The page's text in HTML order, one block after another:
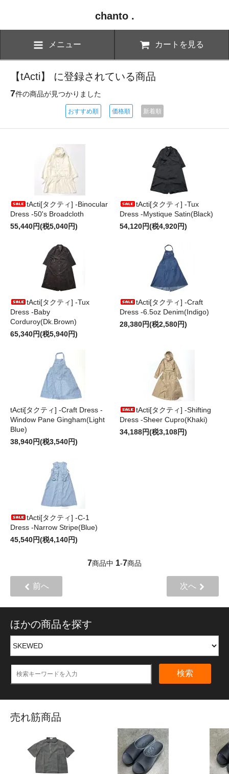
chanto .
メニュー カートを見る
【tActi】 に登録されている商品
7件の商品が見つかりました
おすすめ順 価格順 新着順
tActi[タクティ] -Binocular
Dress -50's Broadcloth
55,440円(税5,040円)
tActi[タクティ] -Tux
Dress -Mystique Satin(Black)
54,120円(税4,920円)
tActi[タクティ] -Tux
Dress -Baby
Corduroy(Dk.Brown)
65,340円(税5,940円)
tActi[タクティ] -Craft
Dress -6.5oz Denim(Indigo)
28,380円(税2,580円)
tActi[タクティ] -Craft Dress -
Window Pane Gingham(Light
Blue)
38,940円(税3,540円)
tActi[タクティ] -Shifting
Dress -Sheer Cupro(Khaki)
34,188円(税3,108円)
tActi[タクティ] -C-1
Dress -Narrow Stripe(Blue)
45,540円(税4,140円)
7商品中 1-7商品
前へ 次へ
ほかの商品を探す
検索
売れ筋商品